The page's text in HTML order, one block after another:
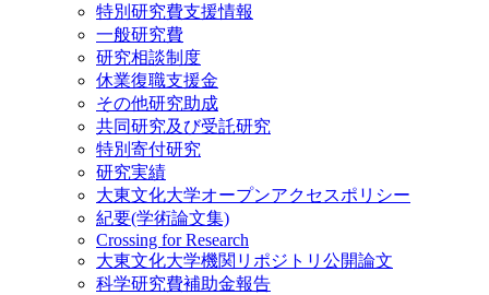
特別研究費支援情報
一般研究費
研究相談制度
休業復職支援金
その他研究助成
共同研究及び受託研究
特別寄付研究
研究実績
大東文化大学オープンアクセスポリシー
紀要(学術論文集)
Crossing for Research
大東文化大学機関リポジトリ公開論文
科学研究費補助金報告